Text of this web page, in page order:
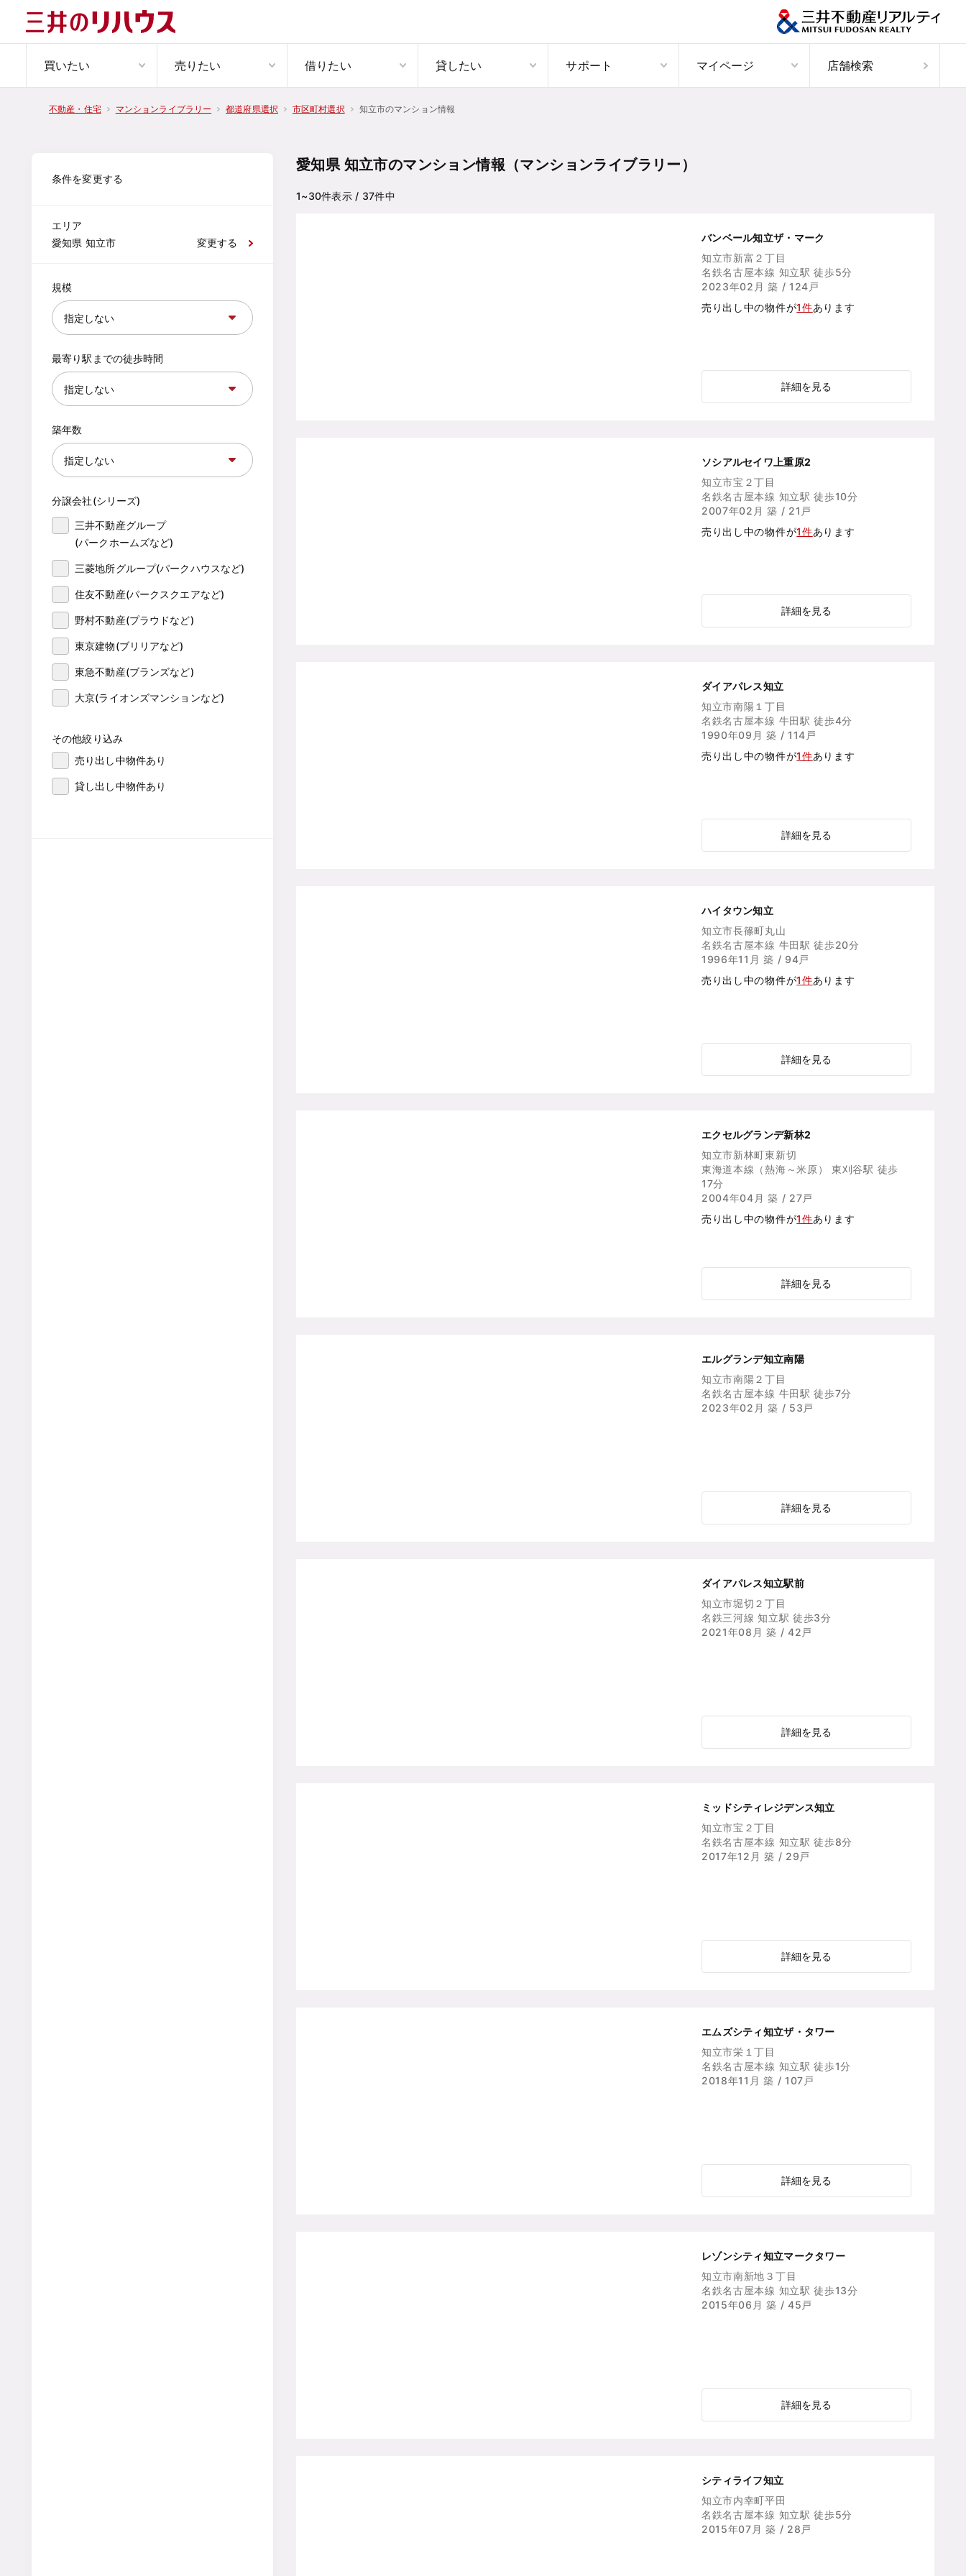
買いたい 売りたい 借りたい 貸したい サポート マイページ 店舗検索
不動産・住宅 マンションライブラリー 都道府県選択 市区町村選択 知立市のマンション情報
条件を変更する
エリア
愛知県 知立市
変更する
規模
最寄り駅までの徒歩時間
築年数
分譲会社(シリーズ)
三井不動産グループ
(パークホームズなど)
三菱地所グループ(パークハウスなど)
住友不動産(パークスクエアなど)
野村不動産(プラウドなど)
東京建物(ブリリアなど)
東急不動産(ブランズなど)
大京(ライオンズマンションなど)
その他絞り込み
売り出し中物件あり
貸し出し中物件あり
愛知県 知立市のマンション情報（マンションライブラリー）
1~30件表示/ 37件中
バンベール知立ザ・マーク
知立市新富２丁目
名鉄名古屋本線 知立駅 徒歩5分
2023年02月 築 / 124戸
売り出し中の物件が1件あります
詳細を見る
ソシアルセイワ上重原2
知立市宝２丁目
名鉄名古屋本線 知立駅 徒歩10分
2007年02月 築 / 21戸
売り出し中の物件が1件あります
詳細を見る
ダイアパレス知立
知立市南陽１丁目
名鉄名古屋本線 牛田駅 徒歩4分
1990年09月 築 / 114戸
売り出し中の物件が1件あります
詳細を見る
ハイタウン知立
知立市長篠町丸山
名鉄名古屋本線 牛田駅 徒歩20分
1996年11月 築 / 94戸
売り出し中の物件が1件あります
詳細を見る
エクセルグランデ新林2
知立市新林町東新切
東海道本線（熱海～米原） 東刈谷駅 徒歩
17分
2004年04月 築 / 27戸
売り出し中の物件が1件あります
詳細を見る
エルグランデ知立南陽
知立市南陽２丁目
名鉄名古屋本線 牛田駅 徒歩7分
2023年02月 築 / 53戸
詳細を見る
ダイアパレス知立駅前
知立市堀切２丁目
名鉄三河線 知立駅 徒歩3分
2021年08月 築 / 42戸
詳細を見る
ミッドシティレジデンス知立
知立市宝２丁目
名鉄名古屋本線 知立駅 徒歩8分
2017年12月 築 / 29戸
詳細を見る
エムズシティ知立ザ・タワー
知立市栄１丁目
名鉄名古屋本線 知立駅 徒歩1分
2018年11月 築 / 107戸
詳細を見る
レゾンシティ知立マークタワー
知立市南新地３丁目
名鉄名古屋本線 知立駅 徒歩13分
2015年06月 築 / 45戸
詳細を見る
シティライフ知立
知立市内幸町平田
名鉄名古屋本線 知立駅 徒歩5分
2015年07月 築 / 28戸